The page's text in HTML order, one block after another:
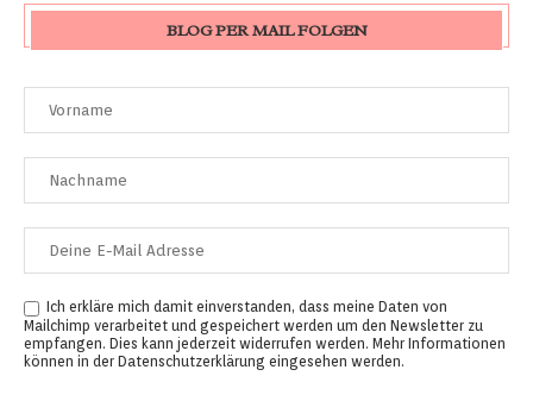
BLOG PER MAIL FOLGEN
Ich erkläre mich damit einverstanden, dass meine Daten von
Mailchimp verarbeitet und gespeichert werden um den Newsletter zu
empfangen. Dies kann jederzeit widerrufen werden. Mehr Informationen
können in der Datenschutzerklärung eingesehen werden.